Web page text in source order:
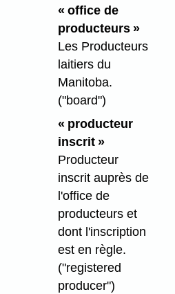
« office de
producteurs »
Les Producteurs
laitiers du
Manitoba.
("board")
« producteur
inscrit »
Producteur
inscrit auprès de
l'office de
producteurs et
dont l'inscription
est en règle.
("registered
producer")